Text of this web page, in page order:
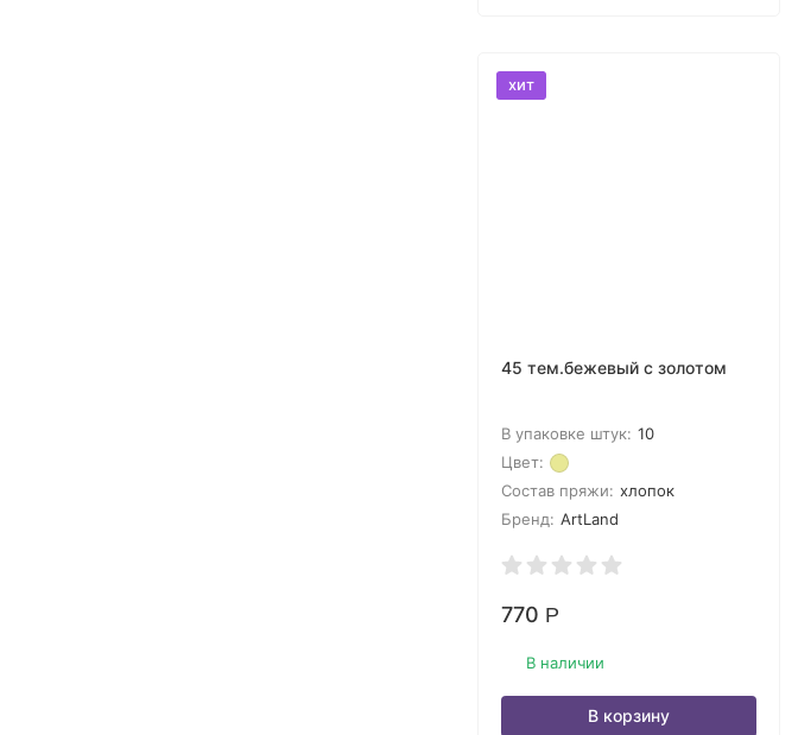
хит
45 тем.бежевый с золотом
В упаковке штук: 10
Цвет:
Состав пряжи: хлопок
Бренд: ArtLand
770 Р
В наличии
В корзину